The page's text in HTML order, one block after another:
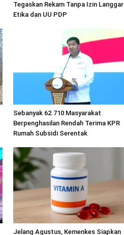
Tegaskan Rekam Tanpa Izin Langgar
Etika dan UU PDP
Sebanyak 62.710 Masyarakat
Berpenghasilan Rendah Terima KPR
Rumah Subsidi Serentak
Jelang Agustus, Kemenkes Siapkan